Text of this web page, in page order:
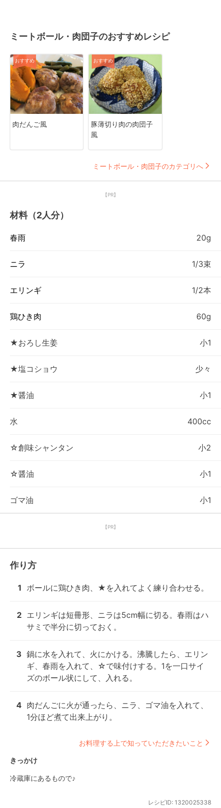
ミートボール・肉団子のおすすめレシピ
おすすめ
肉だんご風
おすすめ
豚薄切り肉の肉団子
風
ミートボール・肉団子のカテゴリへ
【PR】
材料（2人分）
春雨 20g
ニラ 1/3束
エリンギ 1/2本
鶏ひき肉 60g
★おろし生姜 小1
★塩コショウ 少々
★醤油 小1
水 400cc
☆創味シャンタン 小2
☆醤油 小1
ゴマ油 小1
【PR】
作り方
1 ボールに鶏ひき肉、★を入れてよく練り合わせる。
2 エリンギは短冊形、ニラは5cm幅に切る。春雨はハ
サミで半分に切っておく。
3 鍋に水を入れて、火にかける。沸騰したら、エリン
ギ、春雨を入れて、☆で味付けする。1を一口サイ
ズのボール状にして、入れる。
4 肉だんごに火が通ったら、ニラ、ゴマ油を入れて、
1分ほど煮て出来上がり。
お料理する上で知っていただきたいこと
きっかけ
冷蔵庫にあるもので♪
レシピID: 1320025338